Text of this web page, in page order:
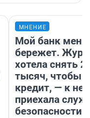
МНЕНИЕ
Мой банк меня
бережет.
хотела снять
тысяч, чтобы
кредит, — к
приехала
безопасности